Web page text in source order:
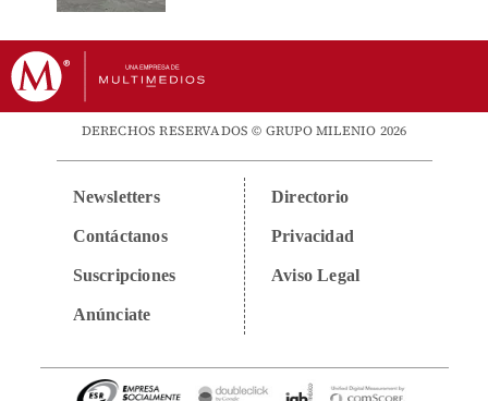
DERECHOS RESERVADOS © GRUPO MILENIO 2026
Newsletters
Contáctanos
Suscripciones
Anúnciate
Directorio
Privacidad
Aviso Legal